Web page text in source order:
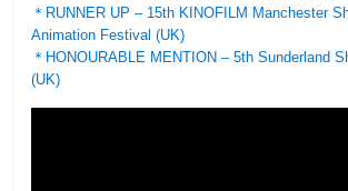
＊RUNNER UP – 15th KINOFILM Manchester
Animation Festival (UK)
＊HONOURABLE MENTION – 5th Sunderland
(UK)